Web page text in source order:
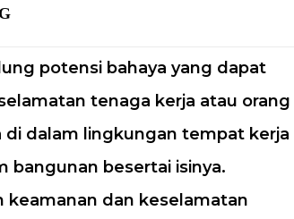
potensi bahaya yang dapat
tenaga kerja atau orang
di dalam lingkungan tempat kerja
bangunan besertai isinya.
keamanan dan keselamatan